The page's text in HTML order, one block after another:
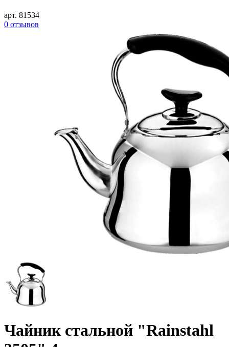
арт. 81534
0 отзывов
Чайник стальной "Rainstahl